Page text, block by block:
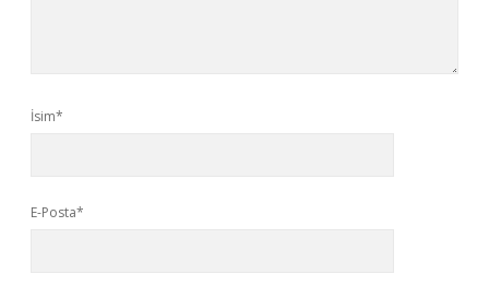
İsim*
E-Posta*